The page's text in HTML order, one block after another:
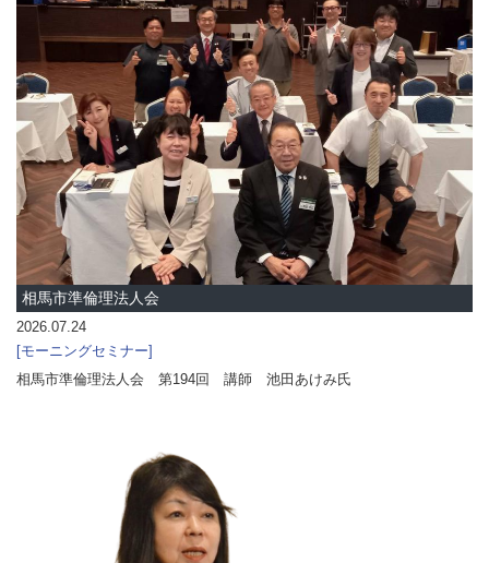
相馬市準倫理法人会
2026.07.24
モーニングセミナー
相馬市準倫理法人会 第194回 講師 池田あけみ氏